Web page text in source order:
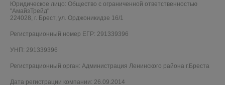
Юридическое лицо: Общество с ограниченной ответственностью
"АмайзТрейд"
224028, г. Брест, ул. Орджоникидзе 16/1
Регистрационный номер ЕГР: 291339396
УНП: 291339396
Регистрационный орган: Администрация Ленинского района г.Бреста
Дата регистрации компании: 26.09.2014